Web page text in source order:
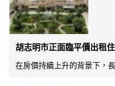
胡志明市正面臨平價出租
在房價持續上升的背景下，